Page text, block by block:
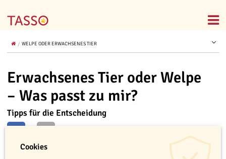
WELPE ODER ERWACHSENES TIER
Erwachsenes Tier oder Welpe
– Was passt zu mir?
Tipps für die Entscheidung
Cookies